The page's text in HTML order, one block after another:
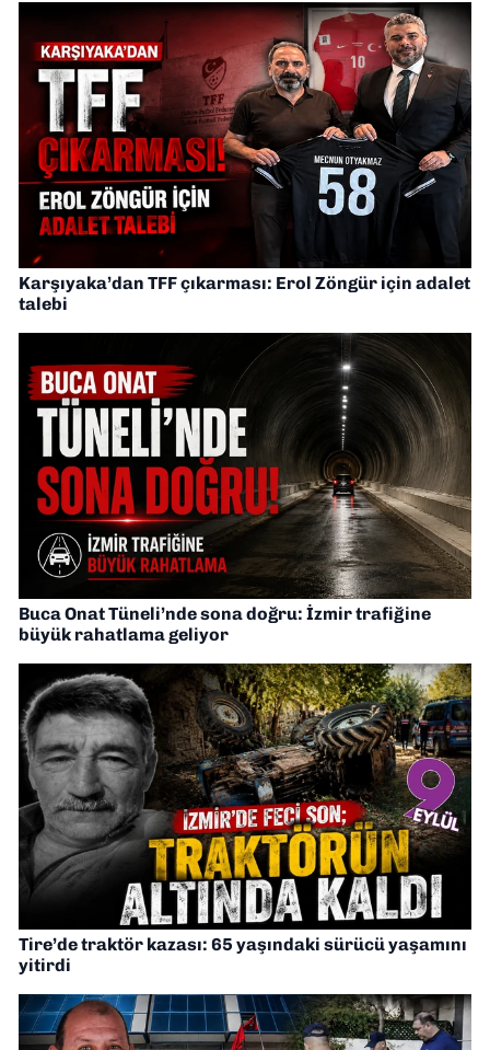
Karşıyaka’dan TFF çıkarması: Erol Zöngür için adalet
talebi
Buca Onat Tüneli’nde sona doğru: İzmir trafiğine
büyük rahatlama geliyor
Tire’de traktör kazası: 65 yaşındaki sürücü yaşamını
yitirdi